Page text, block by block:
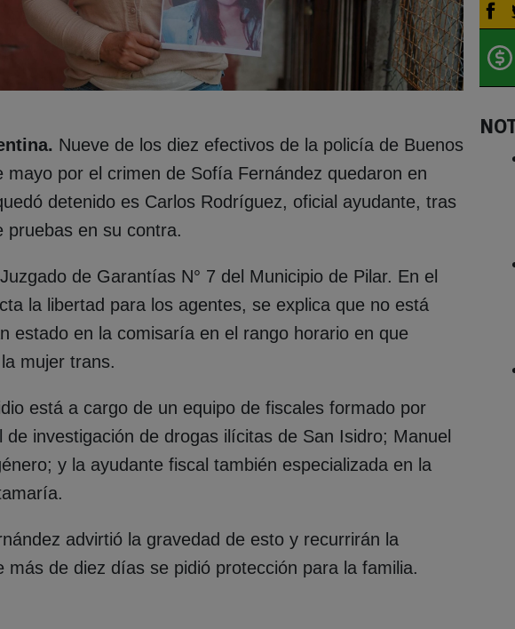
Nueve de los diez efectivos de la policía de Buenos
mayo por el crimen de Sofía Fernández quedaron en
detenido es Carlos Rodríguez, oficial ayudante, tras
pruebas en su contra.
de Garantías N° 7 del Municipio de Pilar. En el
la libertad para los agentes, se explica que no está
estado en la comisaría en el rango horario en que
mujer trans.
está a cargo de un equipo de fiscales formado por
de investigación de drogas ilícitas de San Isidro; Manuel
y la ayudante fiscal también especializada en la
advirtió la gravedad de esto y recurrirán la
más de diez días se pidió protección para la familia.